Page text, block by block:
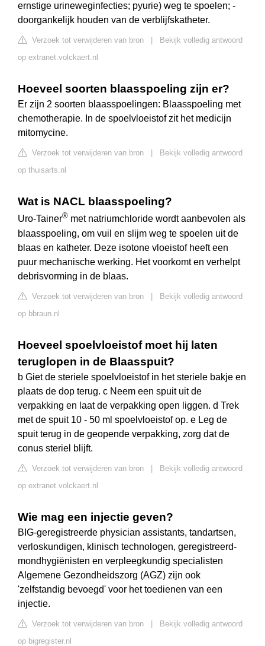
ernstige urineweginfecties; pyurie) weg te spoelen; -
doorgankelijk houden van de verblijfskatheter.
Verzoek tot verwijderen van bron
Bekijk volledig antwoord
op extranet.volckaert.nl
Hoeveel soorten blaasspoeling zijn er?
Er zijn 2 soorten blaasspoelingen: Blaasspoeling met
chemotherapie. In de spoelvloeistof zit het medicijn
mitomycine.
Verzoek tot verwijderen van bron
Bekijk volledig antwoord
op thuisarts.nl
Wat is NACL blaasspoeling?
Uro-Tainer® met natriumchloride wordt aanbevolen als
blaasspoeling, om vuil en slijm weg te spoelen uit de
blaas en katheter. Deze isotone vloeistof heeft een
puur mechanische werking. Het voorkomt en verhelpt
debrisvorming in de blaas.
Verzoek tot verwijderen van bron | Bekijk volledig antwoord
op bbraun.nl
Hoeveel spoelvloeistof moet hij laten
teruglopen in de Blaasspuit?
b Giet de steriele spoelvloeistof in het steriele bakje en
plaats de dop terug. c Neem een spuit uit de
verpakking en laat de verpakking open liggen. d Trek
met de spuit 10 - 50 ml spoelvloeistof op. e Leg de
spuit terug in de geopende verpakking, zorg dat de
conus steriel blijft.
Verzoek tot verwijderen van bron | Bekijk volledig antwoord
op extranet.volckaert.nl
Wie mag een injectie geven?
BIG-geregistreerde physician assistants, tandartsen,
verloskundigen, klinisch technologen, geregistreerd-
mondhygiënisten en verpleegkundig specialisten
Algemene Gezondheidszorg (AGZ) zijn ook
'zelfstandig bevoegd' voor het toedienen van een
injectie.
Verzoek tot verwijderen van bron | Bekijk volledig antwoord
op bigregister.nl